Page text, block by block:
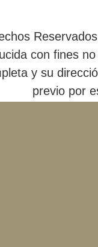
con fines
y su
previo por